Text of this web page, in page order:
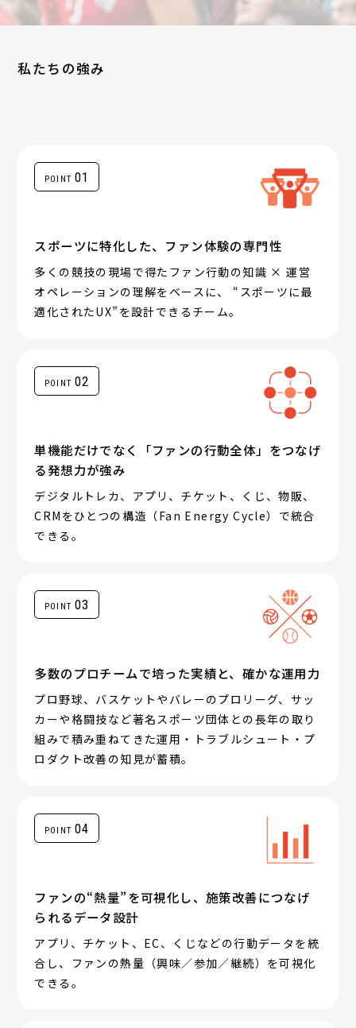
私たちの強み
POINT 01
スポーツに特化した、ファン体験の専門性
多くの競技の現場で得たファン行動の知識 × 運営
オペレーションの理解をベースに、 “スポーツに最
適化されたUX”を設計できるチーム。
POINT 02
単機能だけでなく「ファンの行動全体」をつなげ
る発想力が強み
デジタルトレカ、アプリ、チケット、くじ、物販、
CRMをひとつの構造（Fan Energy Cycle）で統合
できる。
POINT 03
多数のプロチームで培った実績と、確かな運用力
プロ野球、バスケットやバレーのプロリーグ、サッ
カーや格闘技など著名スポーツ団体との長年の取り
組みで積み重ねてきた運用・トラブルシュート・プ
ロダクト改善の知見が蓄積。
POINT 04
ファンの“熱量”を可視化し、施策改善につなげ
られるデータ設計
アプリ、チケット、EC、くじなどの行動データを統
合し、ファンの熱量（興味／参加／継続）を可視化
できる。